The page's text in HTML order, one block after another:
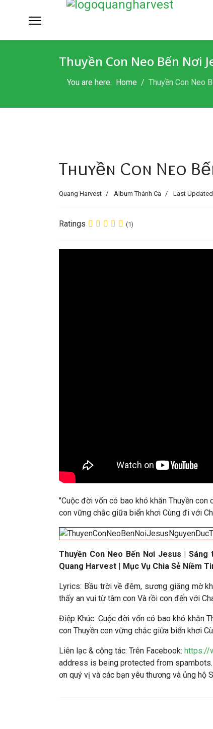
Thuyền Con Neo Bến Nơi
You are here: Home Thuyền Con Neo
Thuyền Con Neo
Quang Harvest Album Thánh Ca Last
Ratings (1)
"Cuộc đời vốn có bao khó khăn Thuyền
con vững chắc giữa biển khơi Cùng đi với
Thuyền Con Neo Bến Nơi Jesus |
Quang Harvest | Mục Vụ Chia Sẻ Niềm
Lyrics: Bầu trời về đêm, sương giăng mờ
thấy an vui từ tâm con Và rồi con đến với
Điệp Khúc: Cuộc đời vốn có bao khó khăn
con Thuyền con vững chắc giữa biển khơi
Liên lạc & cộng tác: Trên Facebook: https://
address is being protected from
ơn quý vị và các bạn yêu thương và ủng hộ